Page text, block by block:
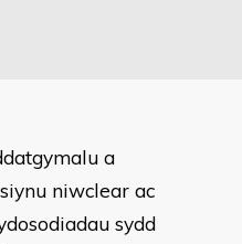
a
niwclear ac
sydd